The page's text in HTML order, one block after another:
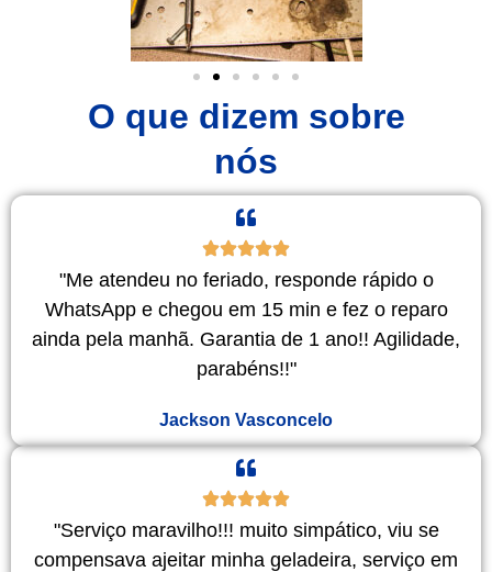
O que dizem sobre
nós
"Me atendeu no feriado, responde rápido o
WhatsApp e chegou em 15 min e fez o reparo
ainda pela manhã. Garantia de 1 ano!! Agilidade,
parabéns!!"
Jackson Vasconcelo
"Serviço maravilho!!! muito simpático, viu se
compensava ajeitar minha geladeira, serviço em